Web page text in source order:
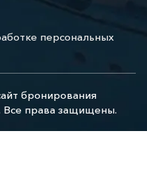
персональных
бронирования
Все права защищены.